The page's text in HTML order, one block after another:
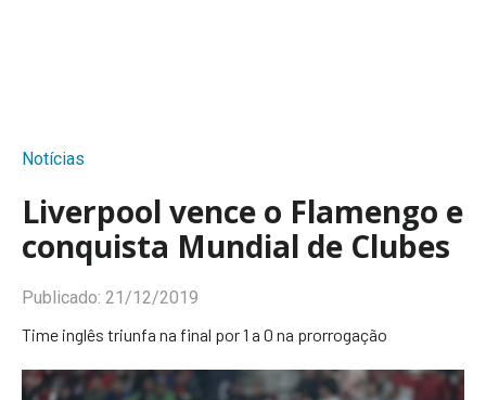
Notícias
Liverpool vence o Flamengo e
conquista Mundial de Clubes
Publicado: 21/12/2019
Time inglês triunfa na final por 1 a 0 na prorrogação